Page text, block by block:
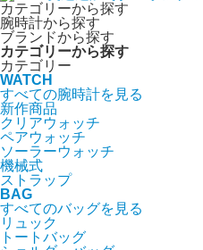
カテゴリーから探す
腕時計から探す
ブランドから探す
カテゴリーから探す
カテゴリー
WATCH
すべての腕時計を見る
新作商品
クリアウォッチ
ペアウォッチ
ソーラーウォッチ
機械式
ストラップ
BAG
すべてのバッグを見る
リュック
トートバッグ